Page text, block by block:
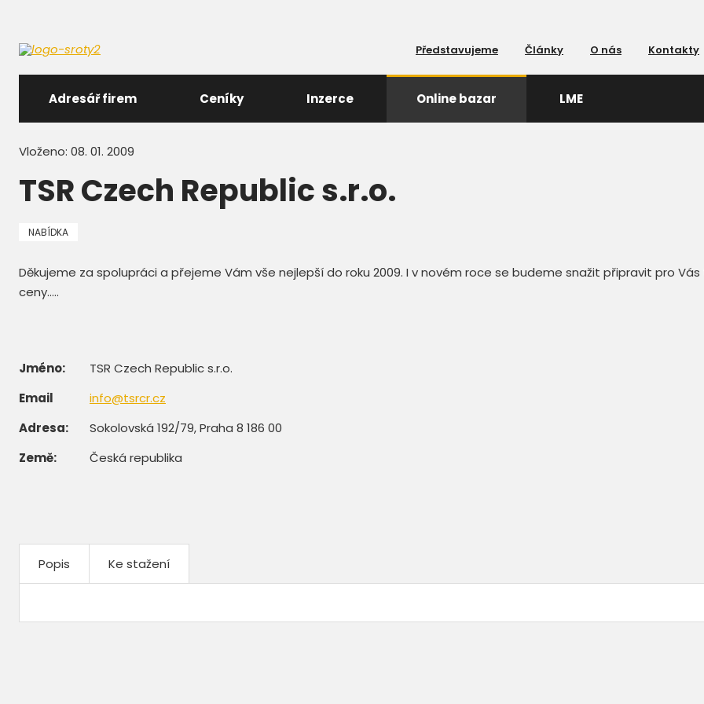
Představujeme Články O nás Kontakty
Adresář firem Ceníky Inzerce Online bazar LME
Vloženo: 08. 01. 2009
TSR Czech Republic s.r.o.
NABÍDKA
Děkujeme za spolupráci a přejeme Vám vše nejlepší do roku 2009. I v novém roce se budeme snažit připravit pro
ceny.....
Jméno:
TSR Czech Republic s.r.o.
Email
info@tsrcr.cz
Adresa:
Sokolovská 192/79, Praha 8 186 00
Země:
Česká republika
Popis Ke stažení